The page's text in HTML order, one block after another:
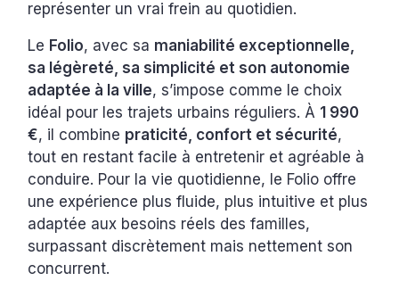
représenter un vrai frein au quotidien.
Le Folio, avec sa maniabilité exceptionnelle,
sa légèreté, sa simplicité et son autonomie
adaptée à la ville, s’impose comme le choix
idéal pour les trajets urbains réguliers. À 1 990
€, il combine praticité, confort et sécurité,
tout en restant facile à entretenir et agréable à
conduire. Pour la vie quotidienne, le Folio offre
une expérience plus fluide, plus intuitive et plus
adaptée aux besoins réels des familles,
surpassant discrètement mais nettement son
concurrent.